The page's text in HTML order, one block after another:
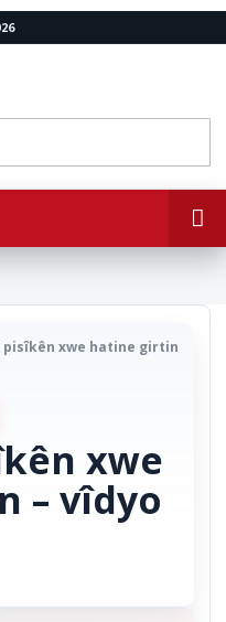
pisîkên xwe hatine girtin
xwe
– vîdyo